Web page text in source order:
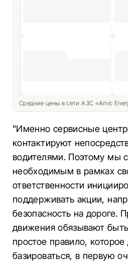
Средние цены в сети АЗС «Amic
"Именно сервисные
контактируют
водителями. Поэтому мы
необходимым в рамках
ответственности
поддерживать акции,
безопасность на дороге.
движения обязывают
простое правило,
базироваться, в первую